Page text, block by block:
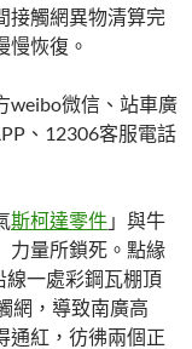
接觸網異物清算完
慢恢復。
weibo微信、站車廣
、12306客服電話
斯柯達零件 」與牛
力量所鎖死。點緣
線一處彩鋼瓦棚頂
網，導致南廣高
通紅，彷彿兩個正